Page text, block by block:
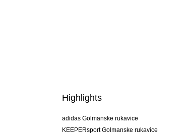
Highlights
adidas Golmanske rukavice
KEEPERsport Golmanske rukavice